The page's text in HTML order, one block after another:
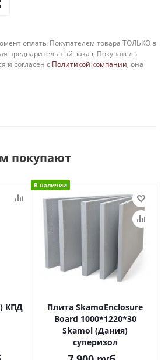
оплаты Покупателем товара ТОЛЬКО в
заказ, Покупатель
и согласен с Политикой компании, она
покупают
КПД
В наличии
Плита SkamoEnclosure
Board 1000*1220*30
Skamol (Дания)
суперизол